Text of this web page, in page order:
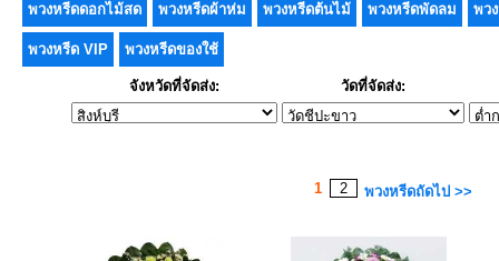
พวงหรีดดอกไม้สด พวงหรีดผ้าห่ม พวงหรีดต้นไม้ พวงหรีดพัดลม พว
พวงหรีด VIP พวงหรีดของใช้
จังหวัดที่จัดส่ง: วัดที่จัดส่ง:
1 2 พวงหรีดถัดไป >>